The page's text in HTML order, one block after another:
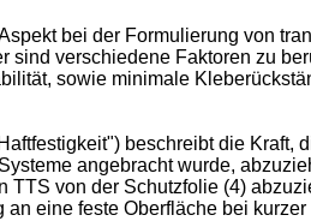
bei der Formulierung von
sind verschiedene Faktoren zu
sowie minimale
beschreibt die Kraft,
angebracht wurde,
TTS von der Schutzfolie (4)
an eine feste Oberfläche bei